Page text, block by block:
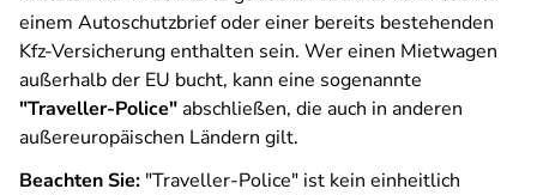
einem Autoschutzbrief oder einer bereits bestehenden
Kfz-Versicherung enthalten sein. Wer einen Mietwagen
außerhalb der EU bucht, kann eine sogenannte
"Traveller-Police"abschließen, die auch in anderen
außereuropäischen Ländern gilt.
Beachten Sie: "Traveller-Police" ist kein einheitlich